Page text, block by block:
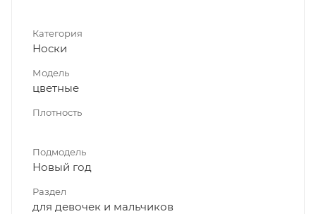
Категория
Носки
Модель
цветные
Плотность
Подмодель
Новый год
Раздел
для девочек и мальчиков